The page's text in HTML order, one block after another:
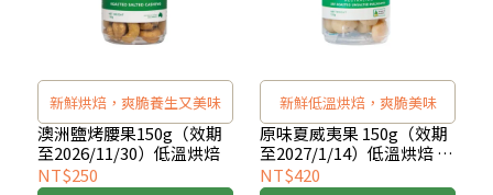
新鮮烘焙，爽脆養生又美味
澳洲鹽烤腰果150g（效期
至2026/11/30）低溫烘焙
NT$250
新鮮低溫烘焙，爽脆美味
原味夏威夷果 150g（效期
至2027/1/14）低溫烘焙 無
添加堅果
NT$420